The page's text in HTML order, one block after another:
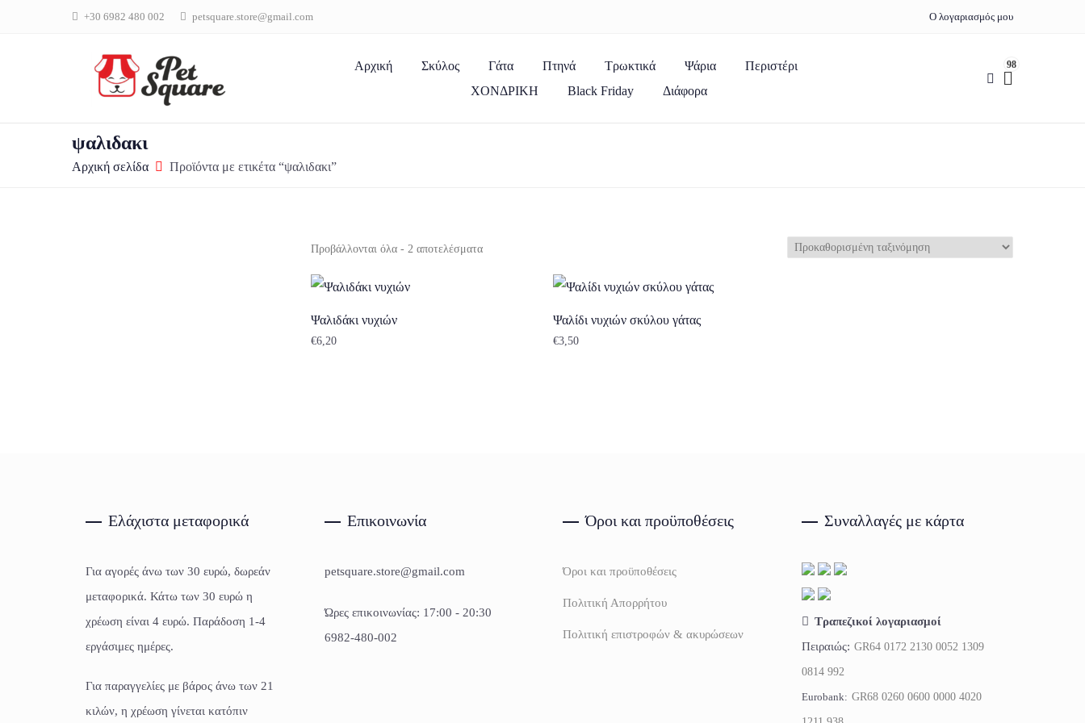
+30 6982 480 002 petsquare.store@gmail.com Ο λογαριασμός μου
Αρχική Σκύλος Γάτα Πτηνά Τρωκτικά Ψάρια
Περιστέρι
ΧΟΝΔΡΙΚΗ
Black Friday Διάφορα
98
ψαλιδακι
Αρχική σελίδα Προϊόντα με ετικέτα “ψαλιδακι”
Προβάλλονται όλα - 2 αποτελέσματα
Ψαλιδάκι νυχιών
€6,20
Ψαλίδι νυχιών σκύλου γάτας
€3,50
Ελάχιστα μεταφορικά
Για αγορές άνω των 30 ευρώ, δωρεάν
μεταφορικά. Κάτω των 30 ευρώ η
χρέωση είναι 4 ευρώ. Παράδοση 1-4
εργάσιμες ημέρες.
Για παραγγελίες με βάρος άνω των 21
κιλών, η χρέωση γίνεται κατόπιν
Επικοινωνία
petsquare.store@gmail.com
Ώρες επικοινωνίας: 17:00 - 20:30
6982-480-002
Όροι και προϋποθέσεις
Όροι και προϋποθέσεις
Πολιτική Απορρήτου
Πολιτική επιστροφών & ακυρώσεων
Συναλλαγές με κάρτα
Τραπεζικοί λογαριασμοί
Πειραιώς: GR64 0172 2130 0052 1309
0814 992
Eurobank: GR68 0260 0600 0000 4020